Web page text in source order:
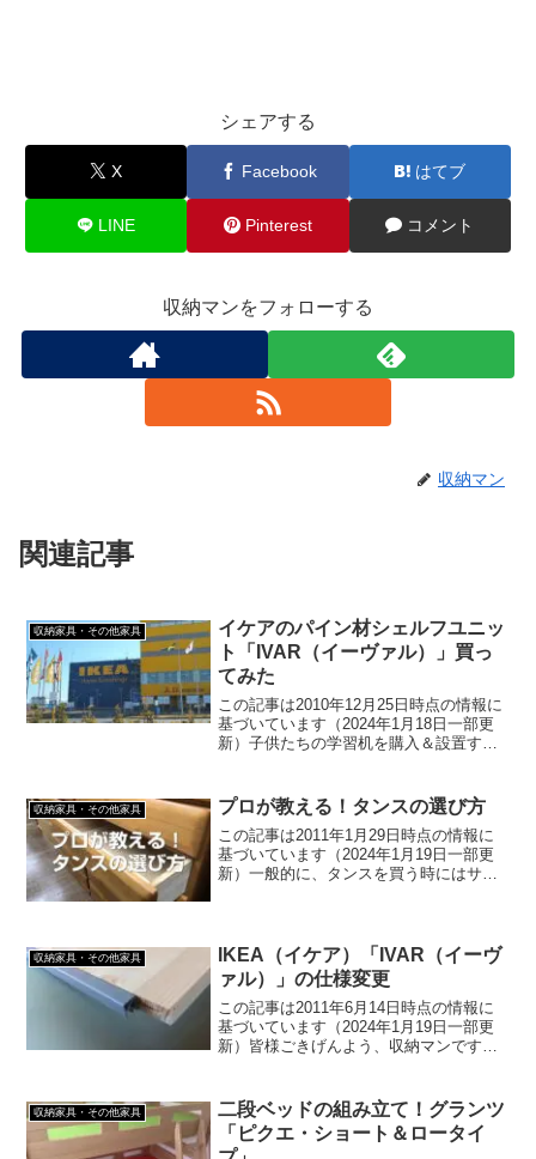
シェアする
X Facebook はてブ
LINE Pinterest コメント
収納マンをフォローする
収納マン
関連記事
収納家具・その他家具
イケアのパイン材シェルフユニッ
ト「IVAR（イーヴァル）」買っ
てみた
この記事は2010年12月25日時点の情報に
基づいています（2024年1月18日一部更
新）子供たちの学習机を購入＆設置する
メーカーの浜本工芸「No.8504書棚A(60...
収納家具・その他家具 プロが教える！タンスの選び方
この記事は2011年1月29日時点の情報に
基づいています（2024年1月19日一部更
新）一般的に、タンスを買う時にはサイ
らねぇ…」確...
収納家具・その他家具
IKEA（イケア）「IVAR（イーヴ
ァル）」の仕様変更
この記事は2011年6月14日時点の情報に
基づいています（2024年1月19日一部更
新）皆様ごきげんよう、収納マンです。
て、ほとんど事務所不在でした。まあ、
そんなことはとも...
収納家具・その他家具
二段ベッドの組み立て！グランツ
「ピクエ・ショート＆ロータイ